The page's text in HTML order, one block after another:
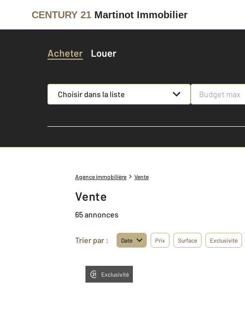
CENTURY 21 Martinot Immobilier
Acheter Louer
Choisir dans la liste
Agence immobilière Vente
Vente
65 annonces
Trier par : Date Prix Surface Exclusivité
Exclusivité